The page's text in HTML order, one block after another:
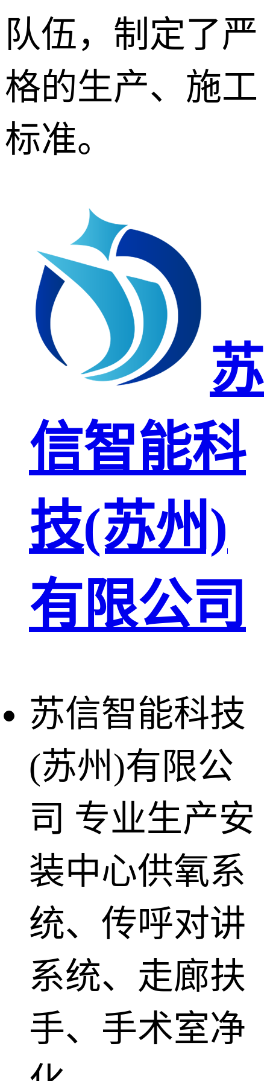
队伍，制定了严
格的生产、施工
标准。
苏
信智能科
技(苏州)
有限公司
苏信智能科技
(苏州)有限公
司 专业生产安
装中心供氧系
统、传呼对讲
系统、走廊扶
手、手术室净